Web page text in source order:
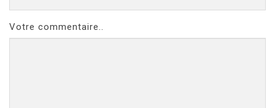
Votre commentaire..